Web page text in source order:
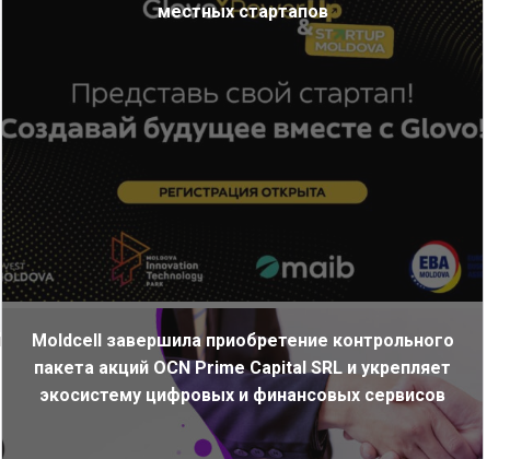
местных стартапов
Moldcell завершила приобретение контрольного
пакета акций OCN Prime Capital SRL и укрепляет
экосистему цифровых и финансовых сервисов